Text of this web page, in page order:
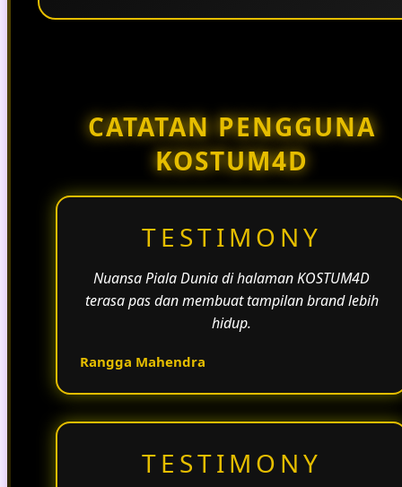
CATATAN PENGGUNA
KOSTUM4D
TESTIMONY
Nuansa Piala Dunia di halaman KOSTUM4D
terasa pas dan membuat tampilan brand lebih
hidup.
Rangga Mahendra
TESTIMONY